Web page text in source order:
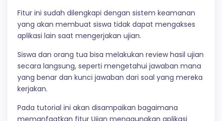
Fitur ini sudah dilengkapi dengan sistem keamanan
yang akan membuat siswa tidak dapat mengakses
aplikasi lain saat mengerjakan ujian.
Siswa dan orang tua bisa melakukan review hasil ujian
secara langsung, seperti mengetahui jawaban mana
yang benar dan kunci jawaban dari soal yang mereka
kerjakan.
Pada tutorial ini akan disampaikan bagaimana